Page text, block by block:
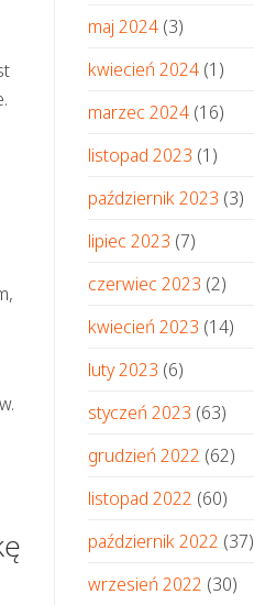
maj 2024 (3)
kwiecień 2024 (1)
marzec 2024 (16)
listopad 2023 (1)
październik 2023 (3)
lipiec 2023 (7)
czerwiec 2023 (2)
kwiecień 2023 (14)
luty 2023 (6)
styczeń 2023 (63)
grudzień 2022 (62)
listopad 2022 (60)
październik 2022 (37)
wrzesień 2022 (30)